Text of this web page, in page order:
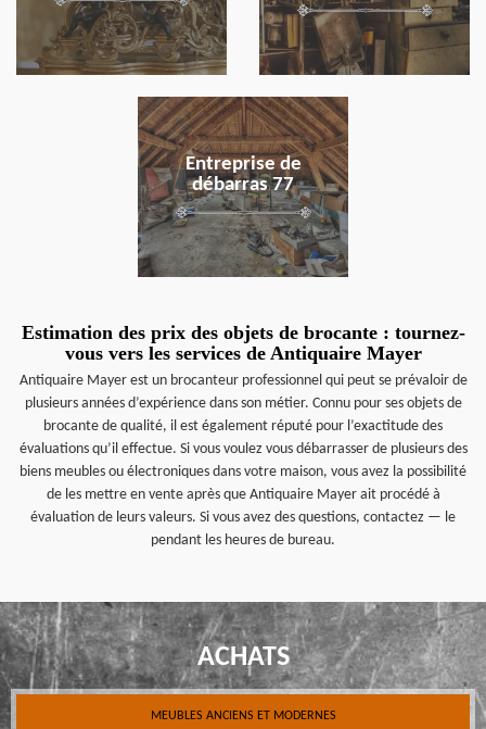
Entreprise de
débarras 77
en savoir plus
Estimation des prix des objets de brocante : tournez-
vous vers les services de Antiquaire Mayer
Antiquaire Mayer est un brocanteur professionnel qui peut se prévaloir de
plusieurs années d’expérience dans son métier. Connu pour ses objets de
brocante de qualité, il est également réputé pour l’exactitude des
évaluations qu’il effectue. Si vous voulez vous débarrasser de plusieurs des
biens meubles ou électroniques dans votre maison, vous avez la possibilité
de les mettre en vente après que Antiquaire Mayer ait procédé à
évaluation de leurs valeurs. Si vous avez des questions, contactez — le
pendant les heures de bureau.
ACHATS
MEUBLES ANCIENS ET MODERNES